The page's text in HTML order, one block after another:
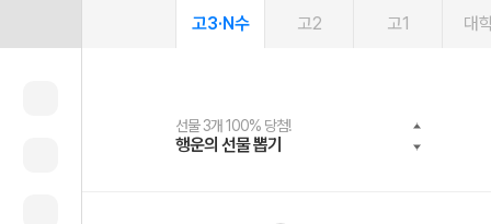
고3·N수 고2 고1 대
선물 3개 100% 당첨!
행운의 선물 뽑기
선물 100% 증정!
메가스터디 X 올리브
여름방학 스터디 캐시백
메가런 썸머스쿨
2027 러셀 단과
강사 공개선발
스마트러닝앱
설문 EVENT
메가패스
3일 무료 체험권
메가패스 수강생 무료혜택!
메가클럽 멤버십
사회공헌 캠페인
희망이룸 메가나눔